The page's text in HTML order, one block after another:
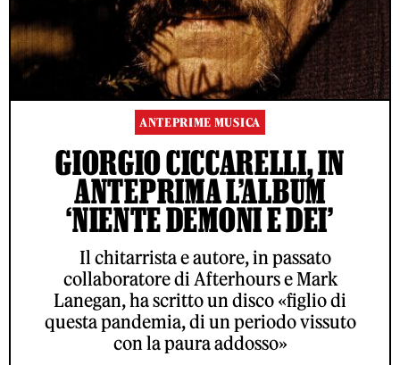
ANTEPRIME MUSICA
GIORGIO CICCARELLI, IN
ANTEPRIMA L’ALBUM
‘NIENTE DEMONI E DEI’
Il chitarrista e autore, in passato
collaboratore di Afterhours e Mark
Lanegan, ha scritto un disco «figlio di
questa pandemia, di un periodo vissuto
con la paura addosso»